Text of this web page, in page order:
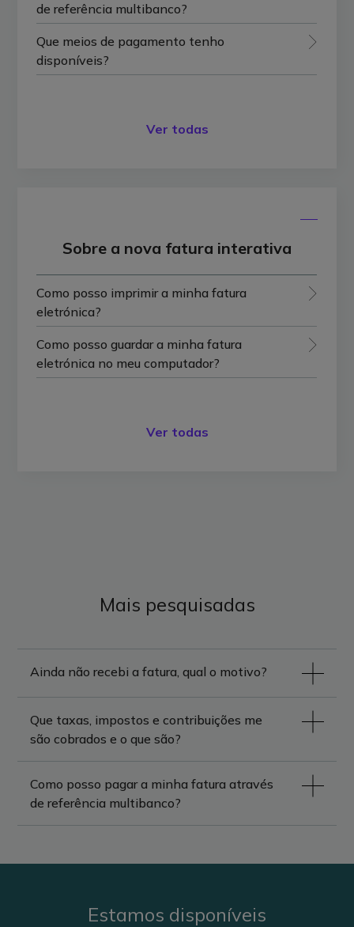
de referência multibanco?
Que meios de pagamento tenho
disponíveis?
Ver todas
Sobre a nova fatura interativa
Como posso imprimir a minha fatura
eletrónica?
Como posso guardar a minha fatura
eletrónica no meu computador?
Ver todas
Mais pesquisadas
Ainda não recebi a fatura, qual o motivo?
Que taxas, impostos e contribuições me
são cobrados e o que são?
Como posso pagar a minha fatura através
de referência multibanco?
Estamos disponíveis